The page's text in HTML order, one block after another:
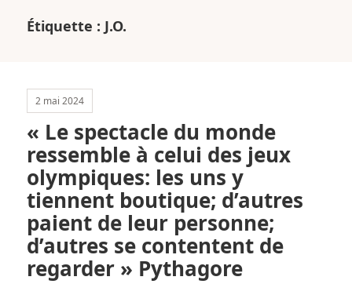
petite
classe
Étiquette : J.O.
2 mai 2024
« Le spectacle du monde
ressemble à celui des jeux
olympiques: les uns y
tiennent boutique; d’autres
paient de leur personne;
d’autres se contentent de
regarder » Pythagore